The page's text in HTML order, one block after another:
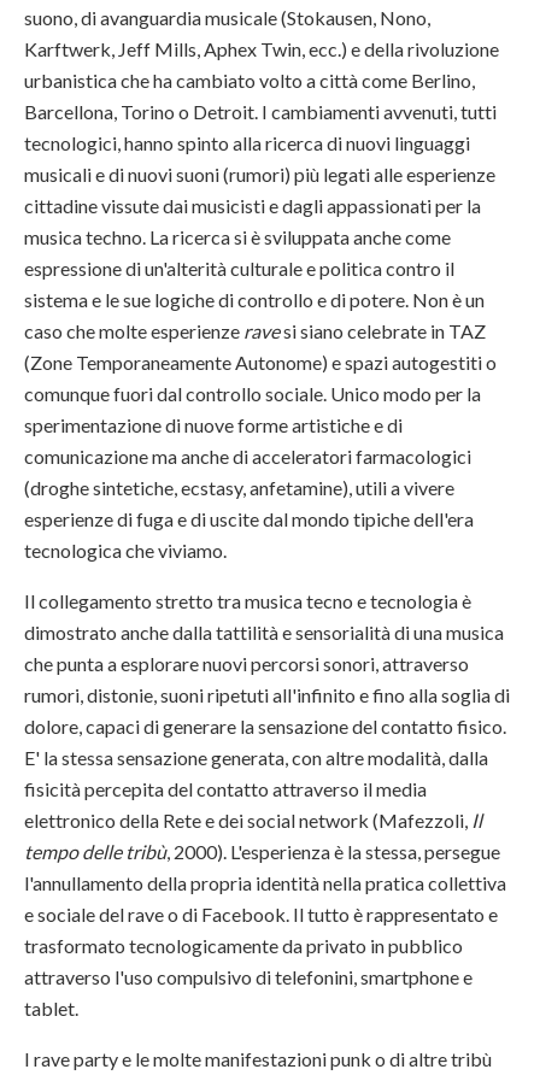
suono, di avanguardia musicale (Stokausen, Nono,
Karftwerk, Jeff Mills, Aphex Twin, ecc.) e della rivoluzione
urbanistica che ha cambiato volto a città come Berlino,
Barcellona, Torino o Detroit. I cambiamenti avvenuti, tutti
tecnologici, hanno spinto alla ricerca di nuovi linguaggi
musicali e di nuovi suoni (rumori) più legati alle esperienze
cittadine vissute dai musicisti e dagli appassionati per la
musica techno. La ricerca si è sviluppata anche come
espressione di un'alterità culturale e politica contro il
sistema e le sue logiche di controllo e di potere. Non è un
caso che molte esperienze ravesi siano celebrate in TAZ
(Zone Temporaneamente Autonome) e spazi autogestiti o
comunque fuori dal controllo sociale. Unico modo per la
sperimentazione di nuove forme artistiche e di
comunicazione ma anche di acceleratori farmacologici
(droghe sintetiche, ecstasy, anfetamine), utili a vivere
esperienze di fuga e di uscite dal mondo tipiche dell'era
tecnologica che viviamo.
Il collegamento stretto tra musica tecno e tecnologia è
dimostrato anche dalla tattilità e sensorialità di una musica
che punta a esplorare nuovi percorsi sonori, attraverso
rumori, distonie, suoni ripetuti all'infinito e fino alla soglia di
dolore, capaci di generare la sensazione del contatto fisico.
E' la stessa sensazione generata, con altre modalità, dalla
fisicità percepita del contatto attraverso il media
elettronico della Rete e dei social network (Mafezzoli, Il
tempo delle tribù, 2000). L'esperienza è la stessa, persegue
l'annullamento della propria identità nella pratica collettiva
e sociale del rave o di Facebook. Il tutto è rappresentato e
trasformato tecnologicamente da privato in pubblico
attraverso l'uso compulsivo di telefonini, smartphone e
tablet.
I rave party e le molte manifestazioni punk o di altre tribù